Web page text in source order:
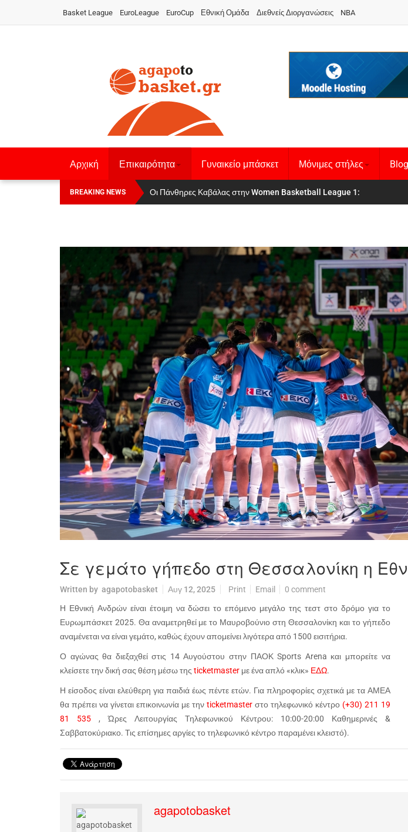
Basket League EuroLeague EuroCup Εθνική Ομάδα Διεθνείς Διοργανώσεις NBA
Αρχική Επικαιρότητα Γυναικείο μπάσκετ Μόνιμες στήλες Blog
BREAKING NEWS Οι Πάνθηρες Καβάλας στην Women Basketball League 1:
Αναχώρησε για τα Γιάννενα η Εθνική Γυναικών:
Σε γεμάτο γήπεδο στη Θεσσαλονίκη η
Written by agapotobasket Αυγ 12, 2025 Print Email 0 comment
Η Εθνική Ανδρών είναι έτοιμη να δώσει το επόμενο μεγάλο της τεστ στο δρόμο για το
Ευρωμπάσκετ 2025. Θα αναμετρηθεί με το Μαυροβούνιο στη Θεσσαλονίκη και το γήπεδο
αναμένεται να είναι γεμάτο, καθώς έχουν απομείνει λιγότερα από 1500 εισιτήρια.
Ο αγώνας θα διεξαχθεί στις 14 Αυγούστου στην ΠΑΟΚ Sports Arena και μπορείτε να
κλείσετε την δική σας θέση μέσω της ticketmaster με ένα απλό «κλικ» ΕΔΩ.
Η είσοδος είναι ελεύθερη για παιδιά έως πέντε ετών. Για πληροφορίες σχετικά με τα ΑΜΕΑ
θα πρέπει να γίνεται επικοινωνία με την ticketmaster στο τηλεφωνικό κέντρο (+30) 211 19
81 535, Ώρες Λειτουργίας Τηλεφωνικού Κέντρου: 10:00-20:00 Καθημερινές &
Σαββατοκύριακο. Τις επίσημες αργίες το τηλεφωνικό κέντρο παραμένει κλειστό).
agapotobasket